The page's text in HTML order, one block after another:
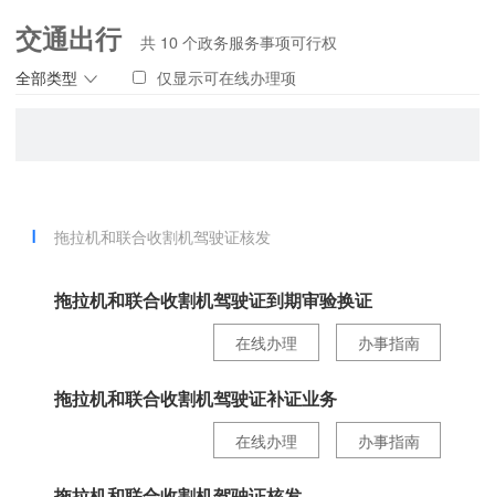
交通出行
全部类型
共 10 个政务服务事项可行权
仅显示可在线办理项
拖拉机和联合收割机驾驶证核发
拖拉机和联合收割机驾驶证到期审验换证
办事指南
在线办理
拖拉机和联合收割机驾驶证补证业务
办事指南
在线办理